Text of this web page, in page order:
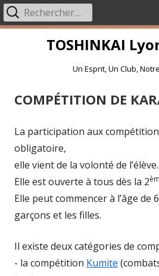
TOSHINKAI
Un Esprit, Un Club,
Menu
principal
Rechercher :
COMPÉTITION DE
La participation aux
obligatoire,
elle vient de la volonté de l’élève.
Elle est ouverte à tous dès la 2
Elle peut commencer à l’âge de
garçons et les filles.
Il existe deux catégories de
- la compétition Kumite